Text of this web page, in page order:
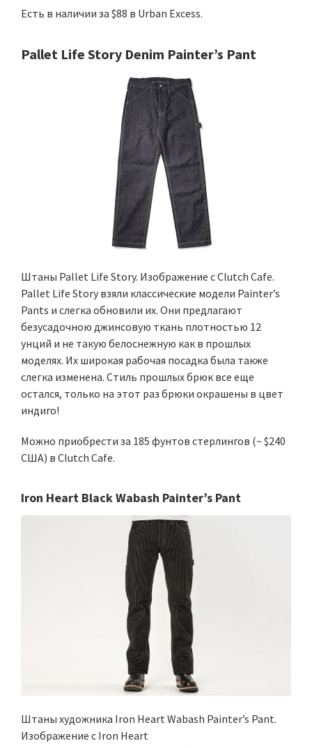
Есть в наличии за $88 в Urban Excess.
Pallet Life Story Denim Painter’s Pant
Штаны Pallet Life Story. Изображение с Clutch Cafe.
Pallet Life Story взяли классические модели Painter’s
Pants и слегка обновили их. Они предлагают
безусадочною джинсовую ткань плотностью 12
унций и не такую белоснежную как в прошлых
моделях. Их широкая рабочая посадка была также
слегка изменена. Стиль прошлых брюк все еще
остался, только на этот раз брюки окрашены в цвет
индиго!
Можно приобрести за 185 фунтов стерлингов (~ $240
США) в Clutch Cafe.
Iron Heart Black Wabash Painter’s Pant
Штаны художника Iron Heart Wabash Painter’s Pant.
Изображение с Iron Heart